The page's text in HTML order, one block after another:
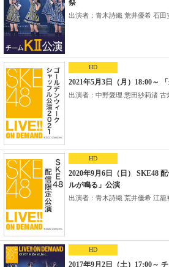
祭
出演者：青木詩織 荒井優希 石田
HD
2021年5月3日（月）18:00～
出演者：中野愛理 惣田紗莉渚 古
HD
2020年9月6日（日） SKE48
ルが鳴る」公演
出演者：青木詩織 荒井優希 江籠
HD
2017年9月2日（土）17:00～